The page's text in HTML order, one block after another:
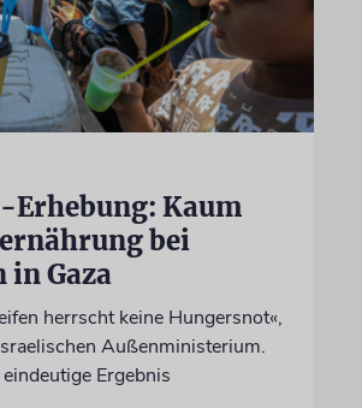
Erhebung: Kaum
bei
Gaza
herrscht keine Hungersnot«,
Außenministerium.
Ergebnis